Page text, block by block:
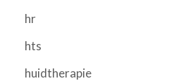
hr
hts
huidtherapie